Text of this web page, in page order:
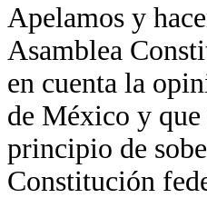
Apelamos y
Asamblea
en cuenta la
de México y que
principio de
Constitución